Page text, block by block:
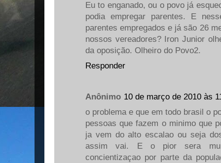
Eu to enganado, ou o povo já
podia empregar parentes. E
parentes empregados e já são 26
nossos vereadores? Iron Junior
da oposição. Olheiro do Povo2.
Responder
Anônimo 10 de março de 2010 às
o problema e que em todo brasil o
pessoas que fazem o minimo que
ja vem do alto escalao ou seja
assim vai. E o pior sera
concientizaçao por parte da